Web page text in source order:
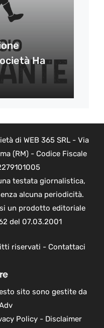
Ha
di WEB 365 SRL - Via
(RM) - Codice Fiscale
testata giornalistica,
alcuna periodicità.
un prodotto editoriale
del 07.03.2001
riservati - Contattaci
sito sono gestite da
Policy- Disclaimer